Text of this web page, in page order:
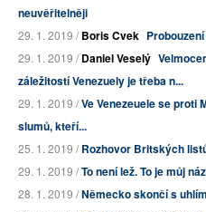
neuvěřitelněji
29. 1. 2019 /Boris Cvek
29. 1. 2019 /Daniel Veselý
záležitostí Venezuely je třeba n...
29. 1. 2019 /Ve Venezeuele se proti
slumů, kteří...
25. 1. 2019 /Rozhovor Britských
29. 1. 2019 /To není lež. To je můj
28. 1. 2019 /Německo skončí s